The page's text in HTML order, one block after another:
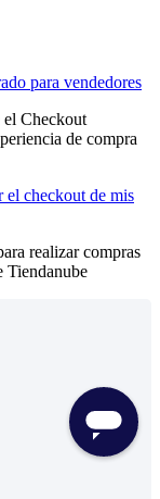
para vendedores
el Checkout
de compra
el checkout de mis
realizar compras
Tiendanube